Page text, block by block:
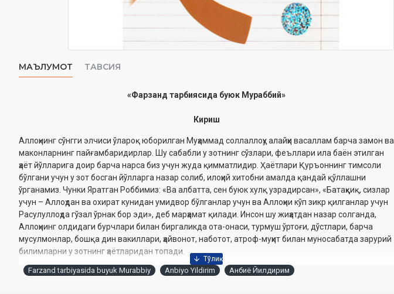
МАЪЛУМОТ ТАВСИЯ
«Фарзанд тарбиясида буюк Мураббий»
Кириш
Аллоҳнинг сўнгги элчиси ўлароқ юборилган Муҳаммад соллаллоҳу алайҳи васаллам барча замон ва
маконларнинг пайғамбаридирлар. Шу сабабли у зотнинг сўзлари, феъллари ила баён этилган
ҳаёт йўлларига доир барча нарса биз учун жуда қимматлидир. Ҳаётлари Қуръоннинг тимсоли
бўлгани учун у зот босган йўлларга назар солиб, илоҳий хитобни амалда қандай қўллашни
ўрганамиз. Чунки Яратган Роббимиз: «Ва албатта, сен буюк хулқ узрадирсан», «Батаҳқиқ, сизлар
учун – Аллоҳдан ва охират кунидан умидвор бўлганлар учун ва Аллоҳни кўп зикр қилганлар учун
Расулуллоҳда гўзал ўрнак бор эди», деб марҳамат қилади. Инсон шу жиҳатдан назар солганда,
Аллоҳнинг олдидаги бурчлари билан биргаликда ота-онаси, турмуш ўртоғи, дўстлари, барча
мусулмонлар, бошқа дин вакиллари, ҳайвонот, наботот, атроф-муҳит билан муносабатда зарурий
билимларни у зотнинг ҳаётларидан топади.
Биз бу китобимизда мўминлар учун ҳар жиҳатдан намуна бўлган севикли Пайғамбаримиз
Farzand tarbiyasida buyuk Murabbiy Anbiyo Yildirim Анбиё Йилдирим